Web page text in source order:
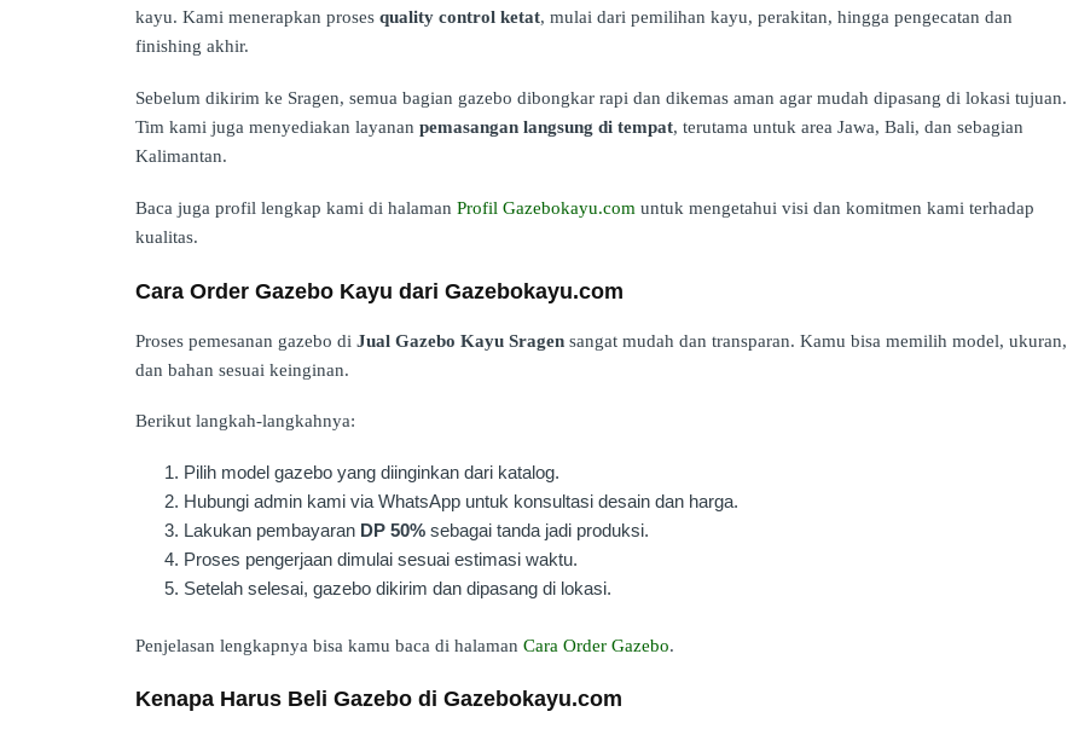
kayu. Kami menerapkan proses quality control ketat, mulai dari pemilihan kayu, perakitan, hingga pengecatan dan
finishing akhir.
Sebelum dikirim ke Sragen, semua bagian gazebo dibongkar rapi dan dikemas aman agar mudah dipasang di lokasi tujuan.
Tim kami juga menyediakan layanan pemasangan langsung di tempat, terutama untuk area Jawa, Bali, dan sebagian
Kalimantan.
Baca juga profil lengkap kami di halaman Profil Gazebokayu.com untuk mengetahui visi dan komitmen kami terhadap
kualitas.
Cara Order Gazebo Kayu dari Gazebokayu.com
Proses pemesanan gazebo di Jual Gazebo Kayu Sragen sangat mudah dan transparan. Kamu bisa memilih model, ukuran,
dan bahan sesuai keinginan.
Berikut langkah-langkahnya:
Pilih model gazebo yang diinginkan dari katalog.
Hubungi admin kami via WhatsApp untuk konsultasi desain dan harga.
Lakukan pembayaran DP 50% sebagai tanda jadi produksi.
Proses pengerjaan dimulai sesuai estimasi waktu.
Setelah selesai, gazebo dikirim dan dipasang di lokasi.
Penjelasan lengkapnya bisa kamu baca di halaman Cara Order Gazebo.
Kenapa Harus Beli Gazebo di Gazebokayu.com